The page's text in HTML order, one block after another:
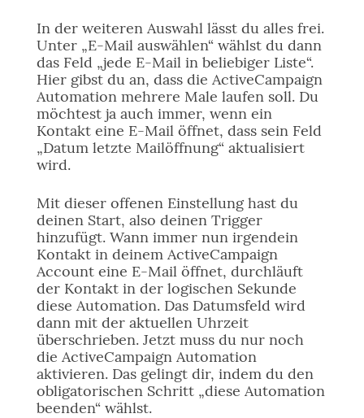
In der weiteren Auswahl lässt du alles frei.
Unter „E-Mail auswählen“ wählst du dann
das Feld „jede E-Mail in beliebiger Liste“.
Hier gibst du an, dass die ActiveCampaign
Automation mehrere Male laufen soll. Du
möchtest ja auch immer, wenn ein
Kontakt eine E-Mail öffnet, dass sein Feld
„Datum letzte Mailöffnung“ aktualisiert
wird.
Mit dieser offenen Einstellung hast du
deinen Start, also deinen Trigger
hinzufügt. Wann immer nun irgendein
Kontakt in deinem ActiveCampaign
Account eine E-Mail öffnet, durchläuft
der Kontakt in der logischen Sekunde
diese Automation. Das Datumsfeld wird
dann mit der aktuellen Uhrzeit
überschrieben. Jetzt muss du nur noch
die ActiveCampaign Automation
aktivieren. Das gelingt dir, indem du den
obligatorischen Schritt „diese Automation
beenden“ wählst.